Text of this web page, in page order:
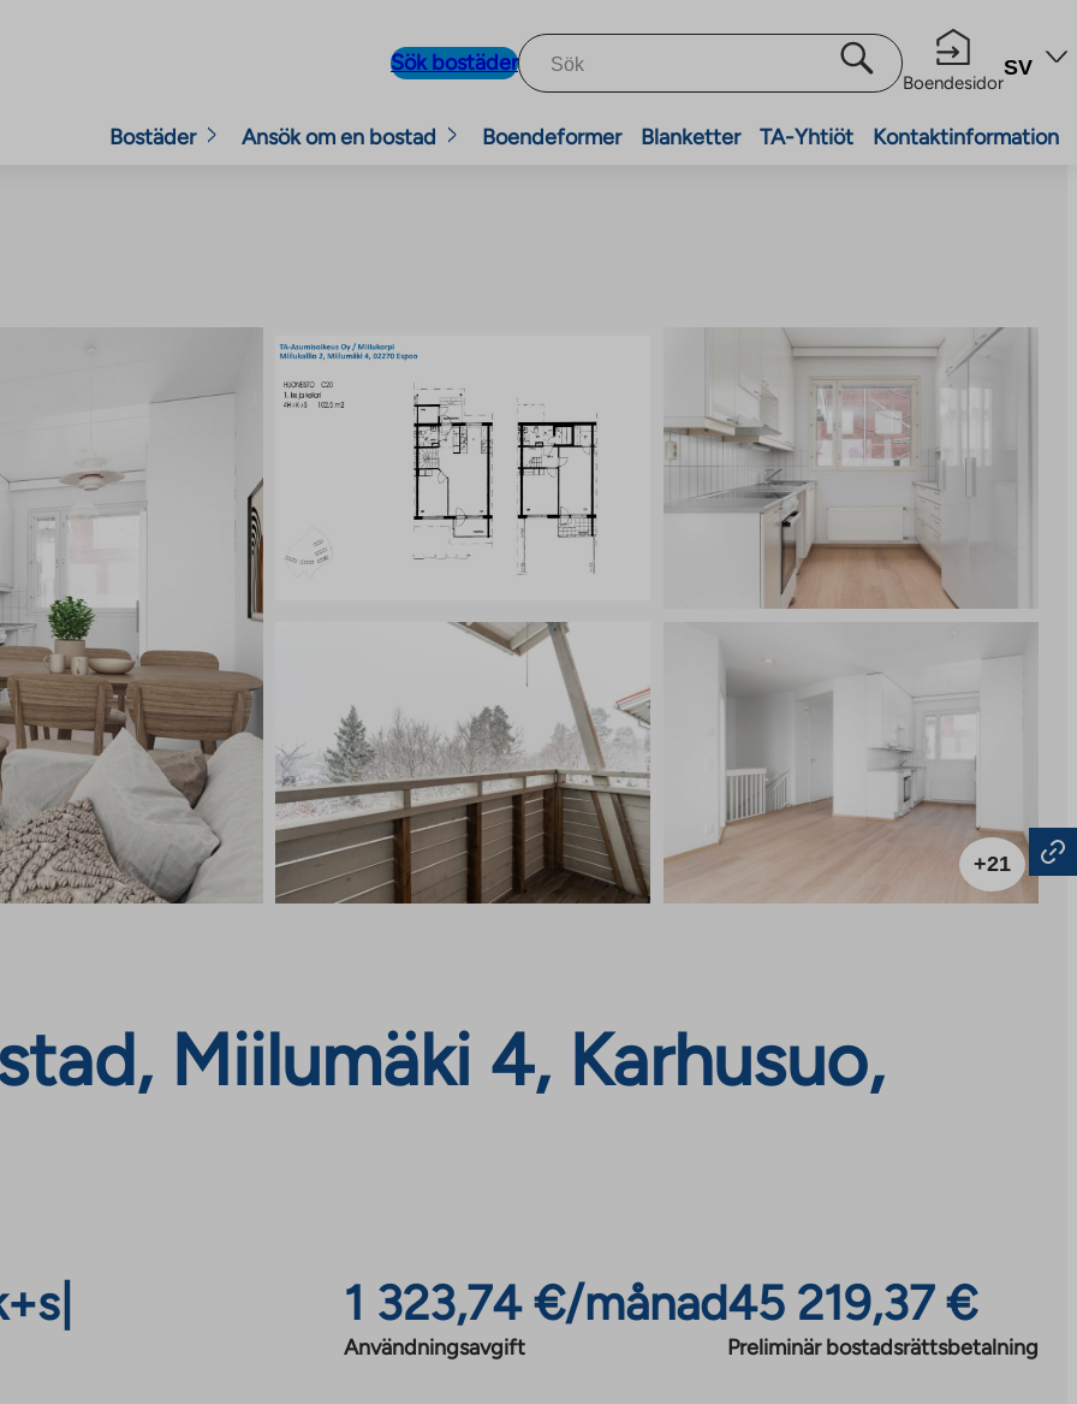
Sök bostäder
Boendesidor
SV
Bostäder Ansök om en bostad Boendeformer Blanketter TA-Yhtiöt Kontaktinformation
+21
Miilumäki 4, Karhusuo,
1 323,74 €/månad
Användningsavgift
45 219,37 €
Preliminär bostadsrättsbetalning